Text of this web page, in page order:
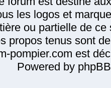
les logos et
ou partielle de
propos tenus sont
pompier.com est
Powered by